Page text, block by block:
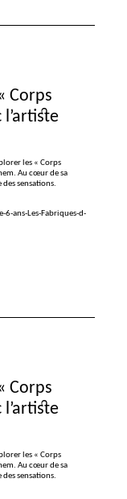
Corps
l’artiste
les « Corps
Au cœur de sa
des sensations.
ans-Les-Fabriques-d-
Corps
l’artiste
les « Corps
Au cœur de sa
des sensations.